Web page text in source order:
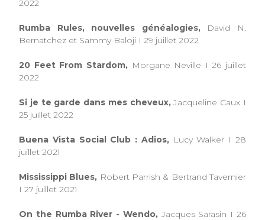
2022
Rumba Rules, nouvelles généalogies, David N.
Bernatchez et Sammy Baloji I 29 juillet 2022
20 Feet From Stardom, Morgane Neville I 26 juillet
2022
Si je te garde dans mes cheveux,Jacqueline Caux I
25 juillet 2022
Buena Vista Social Club : Adios,Lucy Walker I 28
juillet 2021
Mississippi Blues, Robert Parrish & Bertrand Tavernier
I 27 juillet 2021
On the Rumba River - Wendo,Jacques Sarasin I 26